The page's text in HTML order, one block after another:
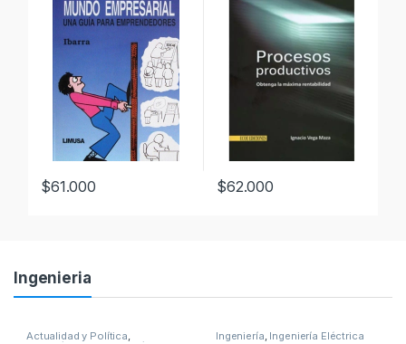
$61.000 $62.000
Ingenieria
Actualidad y Política Ingeniería Ingeniería Eléctrica